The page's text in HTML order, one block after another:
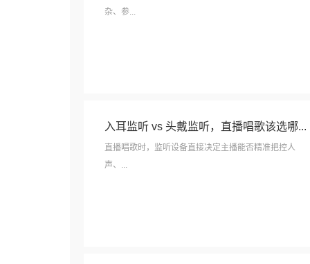
杂、参...
入耳监听 vs 头戴监听，直播唱歌该选哪...
直播唱歌时，监听设备直接决定主播能否精准把控人
声、...